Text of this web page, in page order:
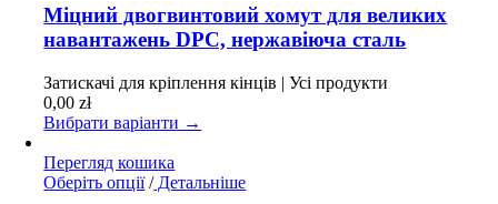
має
кілька
варіантів.
можна
на
товару
Міцний двогвинтовий хомут для великих
навантажень DPC, нержавіюча сталь
Затискачі для кріплення кінців | Усі продукти
0,00zł
Вибрати варіанти →
Перегляд кошика
Оберіть опції Цей
/Детальніше